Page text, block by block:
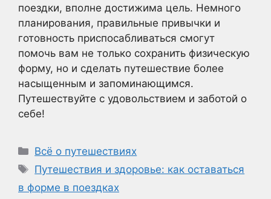
поездки, вполне достижима цель. Немного
планирования, правильные привычки и
готовность приспосабливаться смогут
помочь вам не только сохранить физическую
форму, но и сделать путешествие более
насыщенным и запоминающимся.
Путешествуйте с удовольствием и заботой о
себе!
Рубрики
Всё о путешествиях
Метки
Путешествия и здоровье: как оставаться
в форме в поездках